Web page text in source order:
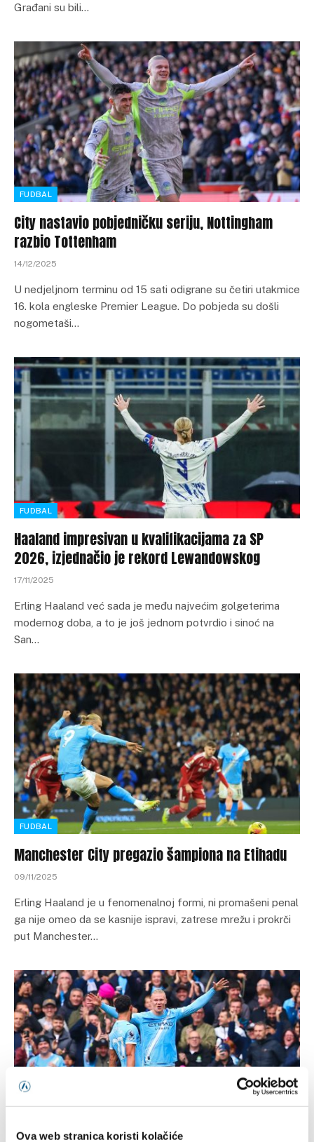
Ova web stranica koristi kolačiće
Građani su bili…
FUDBAL
City nastavio pobjedničku seriju, Nottingham
razbio Tottenham
14/12/2025
U nedjeljnom terminu od 15 sati odigrane su četiri utakmice
16. kola engleske Premier League. Do pobjeda su došli
nogometaši…
FUDBAL
Haaland impresivan u kvalifikacijama za SP
2026, izjednačio je rekord Lewandowskog
17/11/2025
Erling Haaland već sada je među najvećim golgeterima
modernog doba, a to je još jednom potvrdio i sinoć na
San…
FUDBAL
Manchester City pregazio šampiona na Etihadu
09/11/2025
Erling Haaland je u fenomenalnoj formi, ni promašeni penal
ga nije omeo da se kasnije ispravi, zatrese mrežu i prokrči
put Manchester…